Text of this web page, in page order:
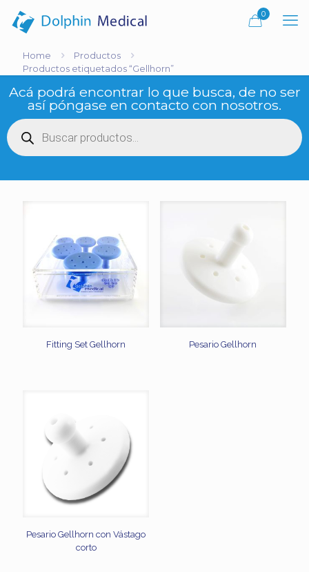
0
Home
Productos
Productos etiquetados “Gellhorn”
Acá podrá encontrar lo que busca, de no ser
así póngase en contacto con nosotros.
Búsqueda
de
productos
Fitting Set Gellhorn Pesario Gellhorn
Pesario Gellhorn con Vástago
corto